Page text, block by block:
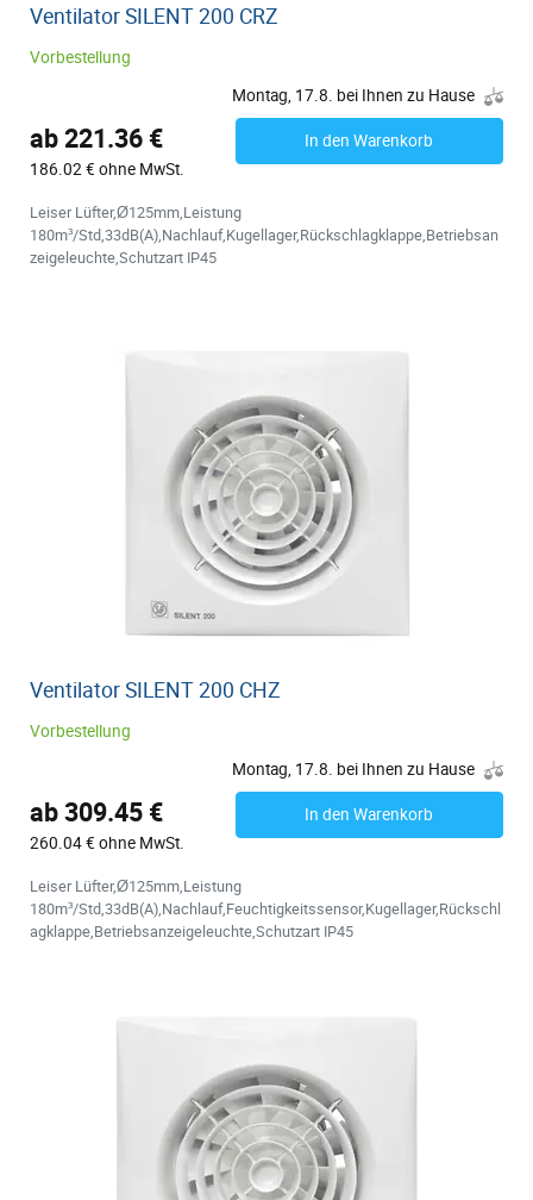
Ventilator SILENT 200 CRZ
Vorbestellung
Montag, 17.8. bei Ihnen zu Hause
ab 221.36 €
186.02 € ohne MwSt.
In den Warenkorb
Leiser Lüfter,Ø125mm,Leistung
180m³/Std,33dB(A),Nachlauf,Kugellager,Rückschlagklappe,Betriebsan
zeigeleuchte,Schutzart IP45
Ventilator SILENT 200 CHZ
Vorbestellung
Montag, 17.8. bei Ihnen zu Hause
ab 309.45 €
260.04 € ohne MwSt.
In den Warenkorb
Leiser Lüfter,Ø125mm,Leistung
180m³/Std,33dB(A),Nachlauf,Feuchtigkeitssensor,Kugellager,Rückschl
agklappe,Betriebsanzeigeleuchte,Schutzart IP45